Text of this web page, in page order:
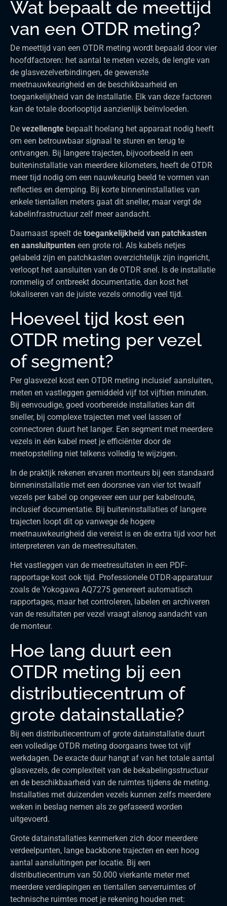
Wat bepaalt de meettijd
van een OTDR meting?
De meettijd van een OTDR meting wordt bepaald door vier
hoofdfactoren: het aantal te meten vezels, de lengte van
de glasvezelverbindingen, de gewenste
meetnauwkeurigheid en de beschikbaarheid en
toegankelijkheid van de installatie. Elk van deze factoren
kan de totale doorlooptijd aanzienlijk beïnvloeden.
De vezellengte bepaalt hoelang het apparaat nodig heeft
om een betrouwbaar signaal te sturen en terug te
ontvangen. Bij langere trajecten, bijvoorbeeld in een
buiteninstallatie van meerdere kilometers, heeft de OTDR
meer tijd nodig om een nauwkeurig beeld te vormen van
reflecties en demping. Bij korte binneninstallaties van
enkele tientallen meters gaat dit sneller, maar vergt de
kabelinfrastructuur zelf meer aandacht.
Daarnaast speelt de toegankelijkheid van patchkasten
en aansluitpunten een grote rol. Als kabels netjes
gelabeld zijn en patchkasten overzichtelijk zijn ingericht,
verloopt het aansluiten van de OTDR snel. Is de installatie
rommelig of ontbreekt documentatie, dan kost het
lokaliseren van de juiste vezels onnodig veel tijd.
Hoeveel tijd kost een
OTDR meting per vezel
of segment?
Per glasvezel kost een OTDR meting inclusief aansluiten,
meten en vastleggen gemiddeld vijf tot vijftien minuten.
Bij eenvoudige, goed voorbereide installaties kan dit
sneller, bij complexe trajecten met veel lassen of
connectoren duurt het langer. Een segment met meerdere
vezels in één kabel meet je efficiënter door de
meetopstelling niet telkens volledig te wijzigen.
In de praktijk rekenen ervaren monteurs bij een standaard
binneninstallatie met een doorsnee van vier tot twaalf
vezels per kabel op ongeveer een uur per kabelroute,
inclusief documentatie. Bij buiteninstallaties of langere
trajecten loopt dit op vanwege de hogere
meetnauwkeurigheid die vereist is en de extra tijd voor het
interpreteren van de meetresultaten.
Het vastleggen van de meetresultaten in een PDF-
rapportage kost ook tijd. Professionele OTDR-apparatuur
zoals de Yokogawa AQ7275 genereert automatisch
rapportages, maar het controleren, labelen en archiveren
van de resultaten per vezel vraagt alsnog aandacht van
de monteur.
Hoe lang duurt een
OTDR meting bij een
distributiecentrum of
grote datainstallatie?
Bij een distributiecentrum of grote datainstallatie duurt
een volledige OTDR meting doorgaans twee tot vijf
werkdagen. De exacte duur hangt af van het totale aantal
glasvezels, de complexiteit van de bekabelingsstructuur
en de beschikbaarheid van de ruimtes tijdens de meting.
Installaties met duizenden vezels kunnen zelfs meerdere
weken in beslag nemen als ze gefaseerd worden
uitgevoerd.
Grote datainstallaties kenmerken zich door meerdere
verdeelpunten, lange backbone trajecten en een hoog
aantal aansluitingen per locatie. Bij een
distributiecentrum van 50.000 vierkante meter met
meerdere verdiepingen en tientallen serverruimtes of
technische ruimtes moet je rekening houden met: